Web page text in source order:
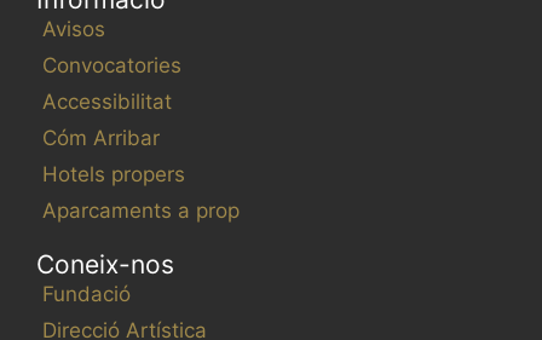
Avisos
Convocatories
Accessibilitat
Cóm Arribar
Hotels propers
Aparcaments a prop
Coneix-nos
Fundació
Direcció Artística